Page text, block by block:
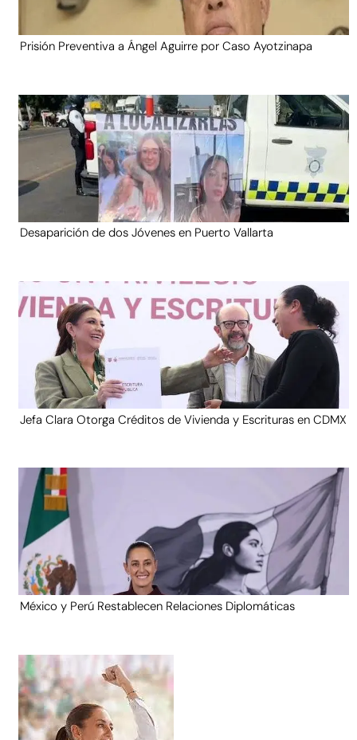
Prisión Preventiva a Ángel Aguirre por Caso Ayotzinapa
Desaparición de dos Jóvenes en Puerto Vallarta
Jefa Clara Otorga Créditos de Vivienda y Escrituras en CDMX
México y Perú Restablecen Relaciones Diplomáticas